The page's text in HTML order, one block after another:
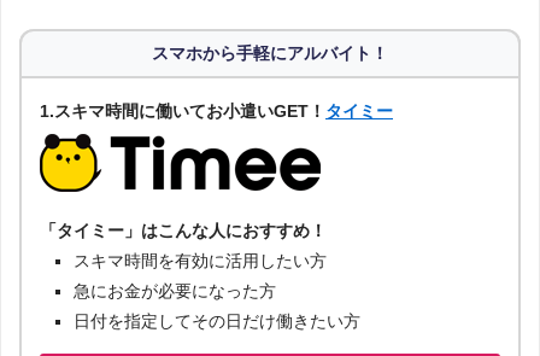
スマホから手軽にアルバイト！
1.スキマ時間に働いてお小遣いGET！ タイミー
「タイミー」はこんな人におすすめ！
スキマ時間を有効に活用したい方
急にお金が必要になった方
日付を指定してその日だけ働きたい方